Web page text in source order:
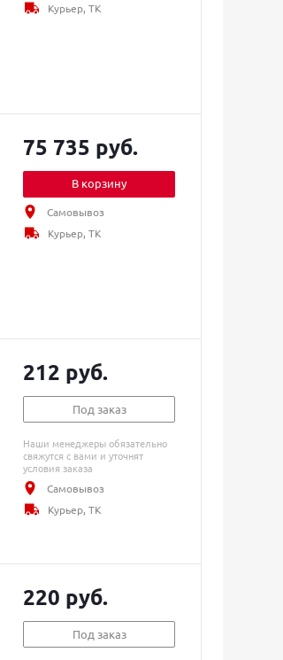
Курьер, ТК
75 735 руб.
В корзину
Самовывоз
Курьер, ТК
212 руб.
Под заказ
Наши менеджеры обязательно
свяжутся с вами и уточнят
условия заказа
Самовывоз
Курьер, ТК
220 руб.
Под заказ